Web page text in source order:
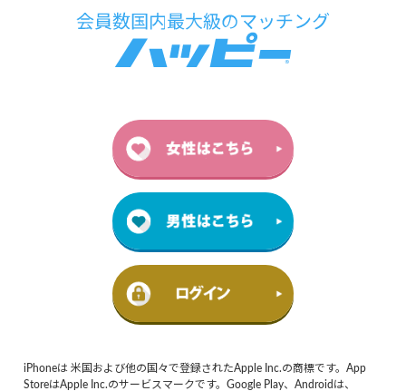
iPhoneは 米国および他の国々で登録されたApple Inc.の商標です。App
StoreはApple Inc.のサービスマークです。Google Play、Androidは、